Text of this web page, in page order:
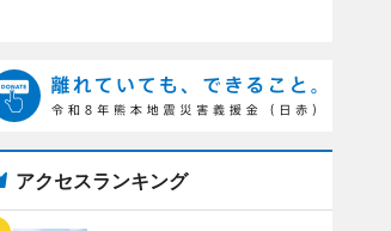
アクセスランキング